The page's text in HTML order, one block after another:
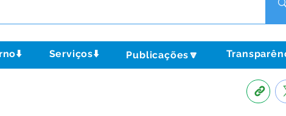
Serviços⬇️ Publicações🔽